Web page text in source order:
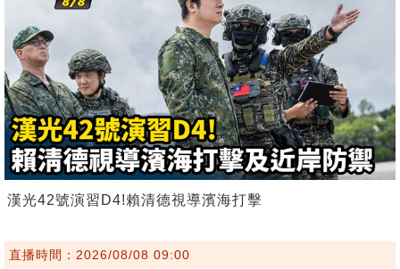
漢光42號演習D4!賴清德視導濱海打擊
直播時間：2026/08/08 09:00